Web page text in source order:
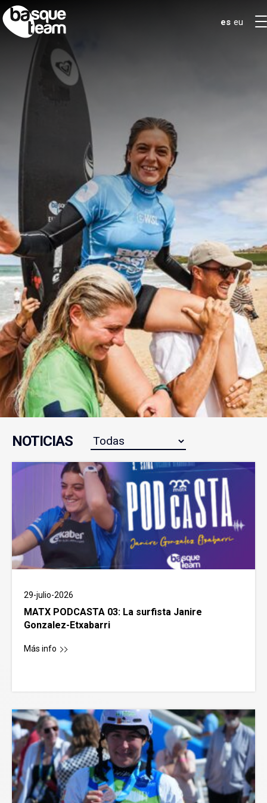
es eu
Janire Gonzalez-Etxabarri
La surfista de Basque Team Janire
Gonzalez-Etxabarri se lleva la victoria en el
Boardmasters Yeti Pro de las Qualifying
Leer
NOTICIAS
29-julio-2026
MATX PODCASTA 03: La surfista Janire
Gonzalez-Etxabarri
Más info